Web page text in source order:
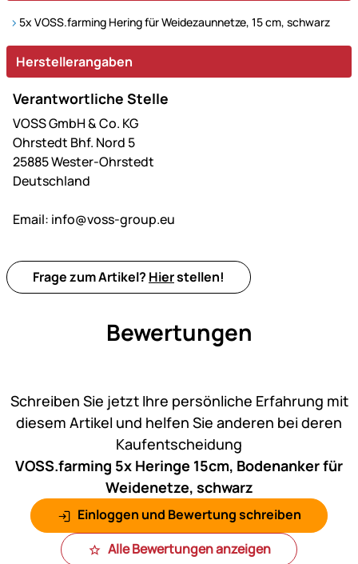
5x VOSS.farming Hering für Weidezaunnetze, 15 cm, schwarz
Herstellerangaben
Verantwortliche Stelle
VOSS GmbH & Co. KG
Ohrstedt Bhf. Nord 5
25885 Wester-Ohrstedt
Deutschland
Email: info@voss-group.eu
Frage zum Artikel? Hierstellen!
Bewertungen
Schreiben Sie jetzt Ihre persönliche Erfahrung mit
diesem Artikel und helfen Sie anderen bei deren
Kaufentscheidung
VOSS.farming 5x Heringe 15cm, Bodenanker für
Weidenetze, schwarz
Einloggen und Bewertung schreiben
Alle Bewertungen anzeigen